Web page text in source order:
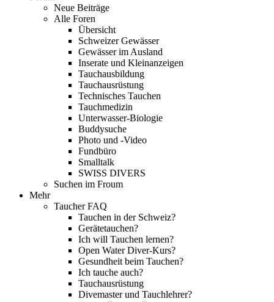
Neue Beiträge
Alle Foren
Übersicht
Schweizer Gewässer
Gewässer im Ausland
Inserate und Kleinanzeigen
Tauchausbildung
Tauchausrüstung
Technisches Tauchen
Tauchmedizin
Unterwasser-Biologie
Buddysuche
Photo und -Video
Fundbüro
Smalltalk
SWISS DIVERS
Suchen im Froum
Mehr
Taucher FAQ
Tauchen in der Schweiz?
Gerätetauchen?
Ich will Tauchen lernen?
Open Water Diver-Kurs?
Gesundheit beim Tauchen?
Ich tauche auch?
Tauchausrüstung
Divemaster und Tauchlehrer?